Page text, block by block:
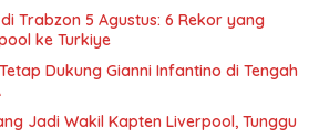
Trabzon 5 Agustus: 6 Rekor yang
ke Turkiye
Dukung Gianni Infantino di Tengah
Jadi Wakil Kapten Liverpool, Tunggu